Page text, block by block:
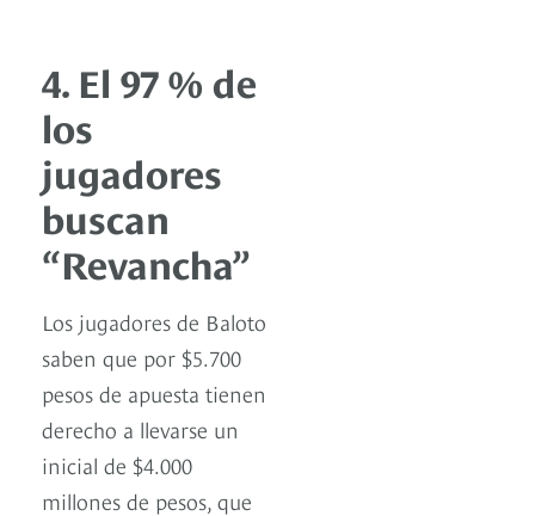
4. El 97 % de
los
jugadores
buscan
“Revancha”
Los jugadores de Baloto
saben que por $5.700
pesos de apuesta tienen
derecho a llevarse un
inicial de $4.000
millones de pesos, que